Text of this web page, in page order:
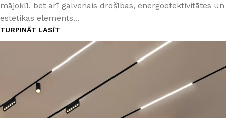
mājoklī, bet arī galvenais drošības, energoefektivitātes un
estētikas elements...
TURPINĀT LASĪT